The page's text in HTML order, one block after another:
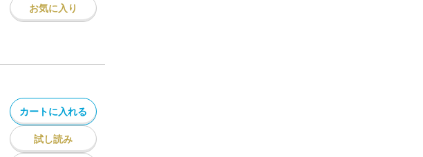
お気に入り
カートに入れる
試し読み